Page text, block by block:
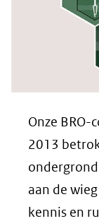
Onze BRO-
2013
aan de
kennis en